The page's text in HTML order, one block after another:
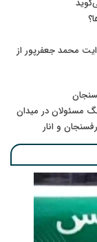
محمد جعفرپور از
مسئولان در میدان
و انار